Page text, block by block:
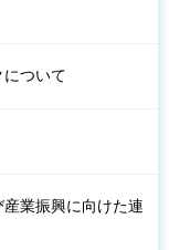
について
産業振興に向けた連